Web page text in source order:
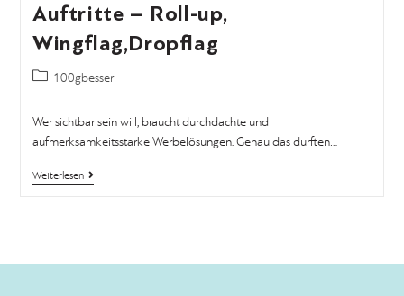
Auftritte – Roll-up,
Wingflag,Dropflag
100gbesser
Wer sichtbar sein will, braucht durchdachte und
aufmerksamkeitsstarke Werbelösungen. Genau das durften…
Weiterlesen